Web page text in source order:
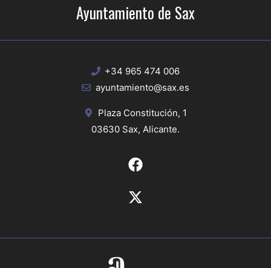
Ayuntamiento de Sax
+34 965 474 006
ayuntamiento@sax.es
Plaza Constitución, 1
03630 Sax, Alicante.